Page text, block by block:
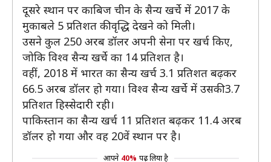
दूसरे स्थान पर काबिज चीन के सैन्य खर्चे में 2017 के
मुकाबले 5 प्रतिशत की वृद्धि देखने को मिली।
उसने कुल 250 अरब डॉलर अपनी सेना पर खर्च किए,
जोकि विश्व सैन्य खर्चे का 14 प्रतिशत है।
वहीं, 2018 में भारत का सैन्य खर्च 3.1 प्रतिशत बढ़कर
66.5 अरब डॉलर हो गया। विश्व सैन्य खर्चे में उसकी 3.7
प्रतिशत हिस्सेदारी रही।
पाकिस्तान का सैन्य खर्च 11 प्रतिशत बढ़कर 11.4 अरब
डॉलर हो गया और वह 20वें स्थान पर है।
आपने 40% पढ़ लिया है